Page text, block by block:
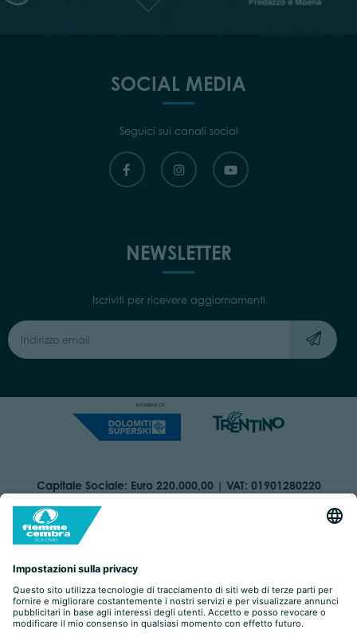
SOCIAL MEDIA
Seguici sui canali social
NEWSLETTER
Iscriviti per ricevere aggiornamenti
Capitale Sociale: Euro 220.000,00 | VAT: 01901280220
COOKIES
DICHIARAZIONE DI ACCESSIBILITÀ